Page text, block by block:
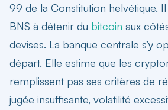
99 de la Constitution helvétique.
BNS à détenir du bitcoin aux
devises. La banque centrale s’y
départ. Elle estime que les
remplissent pas ses critères de
jugée insuffisante, volatilité